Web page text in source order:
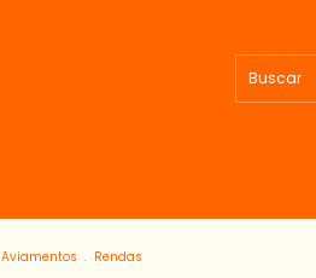
Aviamentos . Rendas